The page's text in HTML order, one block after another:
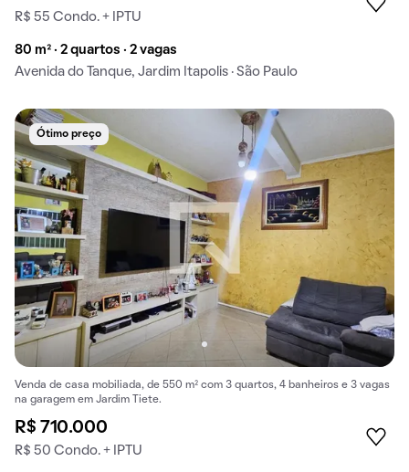
R$ 55 Condo. + IPTU
80 m² · 2 quartos · 2 vagas
Avenida do Tanque, Jardim Itapolis · São Paulo
Ótimo preço
Venda de casa mobiliada, de 550 m² com 3 quartos, 4 banheiros e 3 vagas
na garagem em Jardim Tiete.
R$ 710.000
R$ 50 Condo. + IPTU